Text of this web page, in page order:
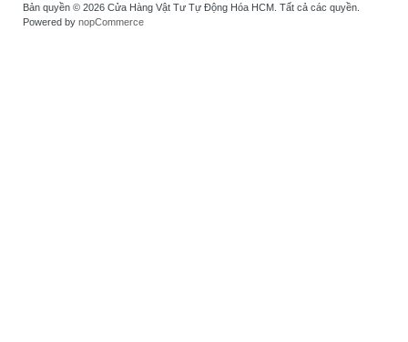
Bản quyền © 2026 Cửa Hàng Vật Tư Tự Động Hóa HCM. Tất cả các quyền.
Powered by nopCommerce